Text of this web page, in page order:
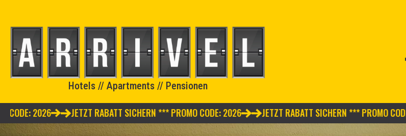
Hotels // Apartments // Pensionen
JETZT RABATT SICHERN *** PROMO CODE: 2026 JETZT RABATT SICHERN *** PROMO CODE: 2026